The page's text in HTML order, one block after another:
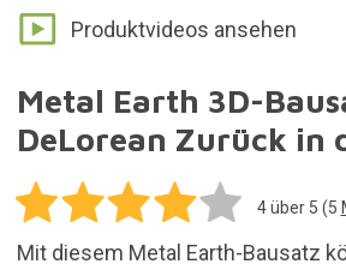
DeLorean Zurück in
Mit diesem Metal Earth-Bausatz
eigenen DeLorean in